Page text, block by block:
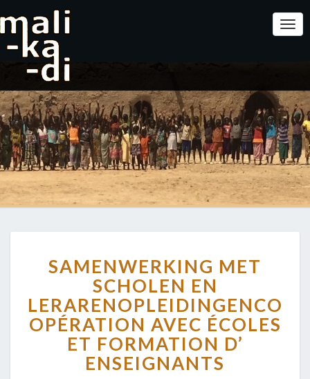
MET
SCHOLEN
EN
LERARENOPLEIDINGEN
AVEC
ÉCOLES
ET
FORMATION
SAMENWERKING MET
SCHOLEN EN
LERARENOPLEIDINGENCO
OPÉRATION AVEC ÉCOLES
ET FORMATION D’
ENSEIGNANTS